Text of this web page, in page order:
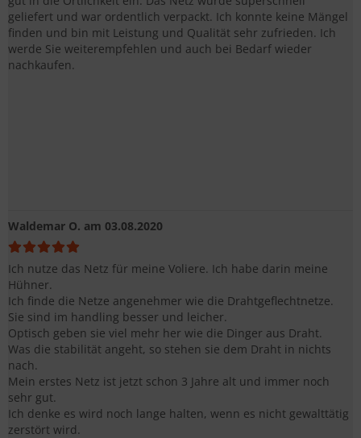
geliefert und war ordentlich verpackt. Ich konnte keine Mängel
finden und bin mit Leistung und Qualität sehr zufrieden. Ich
werde Sie weiterempfehlen und auch bei Bedarf wieder
nachkaufen.
Waldemar O. am 03.08.2020
Ich nutze das Netz für meine Voliere. Ich habe darin meine
Hühner.
Ich finde die Netze angenehmer wie die Drahtgeflechtnetze.
Sie sind im handling besser und leicher.
Optisch geben sie viel mehr her wie die Dinger aus Draht.
Was die stabilität angeht, so stehen sie dem Draht in nichts
nach.
Mein erstes Netz ist jetzt schon 3 Jahre alt und immer noch
sehr gut.
Ich denke es wird noch lange halten, wenn es nicht gewalttätig
zerstört wird.